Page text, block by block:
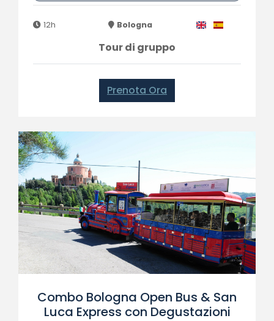
12h Bologna
Tour di gruppo
Prenota Ora
Combo Bologna Open Bus & San
Luca Express con Degustazioni